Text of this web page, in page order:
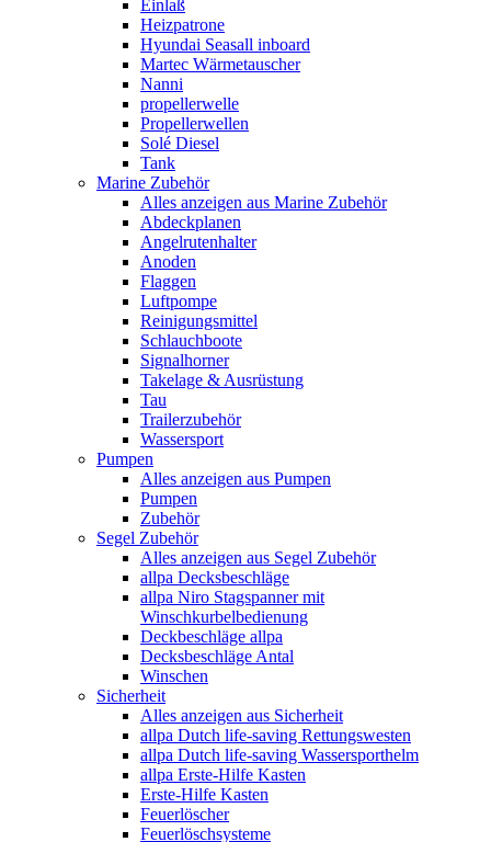
Einlaß
Heizpatrone
Hyundai Seasall inboard
Martec Wärmetauscher
Nanni
propellerwelle
Propellerwellen
Solé Diesel
Tank
Marine Zubehör
Alles anzeigen aus Marine Zubehör
Abdeckplanen
Angelrutenhalter
Anoden
Flaggen
Luftpompe
Reinigungsmittel
Schlauchboote
Signalhorner
Takelage & Ausrüstung
Tau
Trailerzubehör
Wassersport
Pumpen
Alles anzeigen aus Pumpen
Pumpen
Zubehör
Segel Zubehör
Alles anzeigen aus Segel Zubehör
allpa Decksbeschläge
allpa Niro Stagspanner mit
Winschkurbelbedienung
Deckbeschläge allpa
Decksbeschläge Antal
Winschen
Sicherheit
Alles anzeigen aus Sicherheit
allpa Dutch life-saving Rettungswesten
allpa Dutch life-saving Wassersporthelm
allpa Erste-Hilfe Kasten
Erste-Hilfe Kasten
Feuerlöscher
Feuerlöschsysteme